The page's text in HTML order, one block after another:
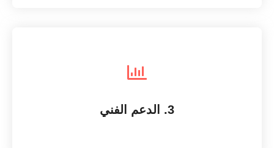
3. الدعم الفني
SEO Optimizing